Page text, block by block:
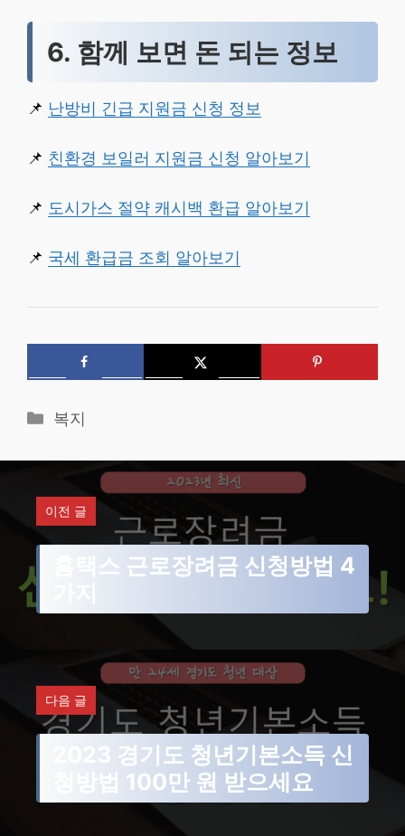
6. 함께 보면 돈 되는 정보
📌 난방비 긴급 지원금 신청 정보
📌 친환경 보일러 지원금 신청 알아보기
📌 도시가스 절약 캐시백 환급 알아보기
📌 국세 환급금 조회 알아보기
카
고
복지
이전 글
홈택스 근로장려금 신청방법 4
다음 글
2023 경기도 청년기본소득 신
청방법 100만 원 받으세요